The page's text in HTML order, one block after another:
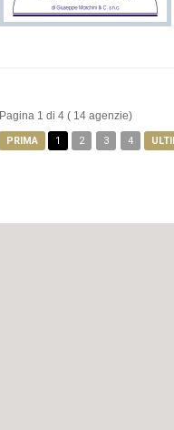
Pagina 1 di 4 ( 14 agenzie)
1 2 3 4